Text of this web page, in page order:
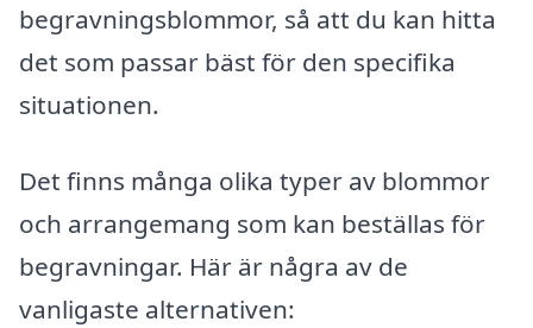
begravningsblommor, så att du kan hitta
det som passar bäst för den specifika
situationen.
Det finns många olika typer av blommor
och arrangemang som kan beställas för
begravningar. Här är några av de
vanligaste alternativen: